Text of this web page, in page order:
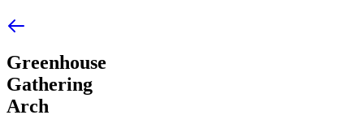
Greenhouse
Gathering
Arch